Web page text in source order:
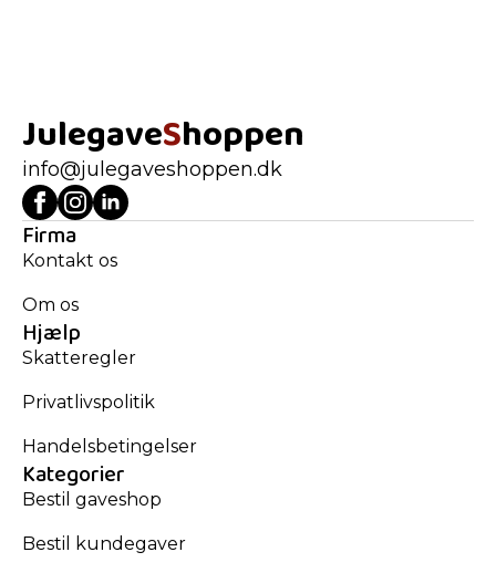
JulegaveShoppen
info@julegaveshoppen.dk
Firma
Kontakt os
Om os
Hjælp
Skatteregler
Privatlivspolitik
Handelsbetingelser
Kategorier
Bestil gaveshop
Bestil kundegaver